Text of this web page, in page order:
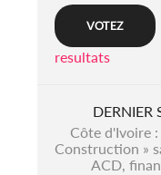
resultats
DERNIER
Côte d'Ivoire
Construction »
ACD,